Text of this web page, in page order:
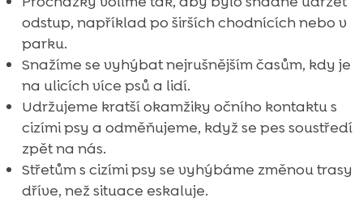
odstup, například po širších chodnících nebo v
parku.
Snažíme se vyhýbat nejrušnějším časům, kdy je
na ulicích více psů a lidí.
Udržujeme kratší okamžiky očního kontaktu s
cizími psy a odměňujeme, když se pes soustředí
zpět na nás.
Střetům s cizími psy se vyhýbáme změnou trasy
dříve, než situace eskaluje.